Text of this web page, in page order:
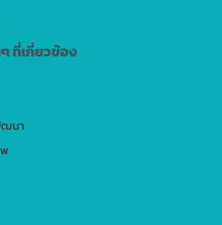
ที่เกี่ยวข้อง
ฒนา